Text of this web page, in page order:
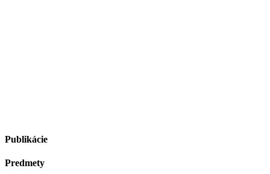
Publikácie
Predmety